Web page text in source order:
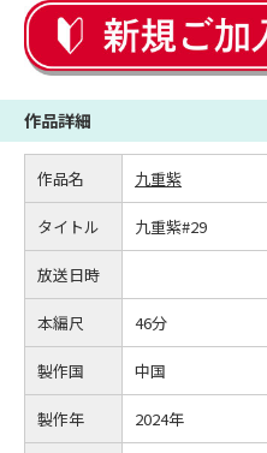
作品詳細
作品名 九重紫
タイトル 九重紫#29
放送日時
本編尺 46分
製作国 中国
製作年 2024年